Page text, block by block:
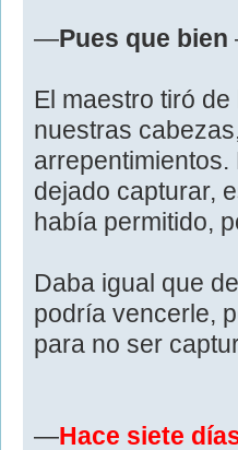
—Pues que bien
El maestro tiró
nuestras
dejado capturar,
había permitido,
Daba igual que
podría vencerle,
para no ser
—Hace siete